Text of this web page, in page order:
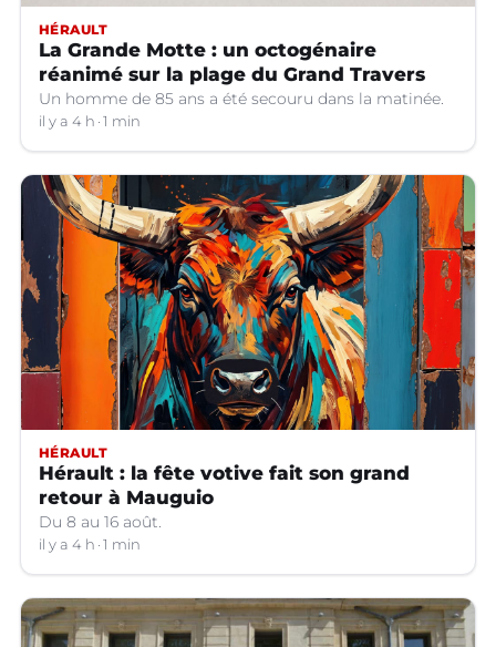
HÉRAULT
La Grande Motte : un octogénaire
réanimé sur la plage du Grand Travers
Un homme de 85 ans a été secouru dans la matinée.
il y a 4 h 1 min
HÉRAULT
Hérault : la fête votive fait son grand
retour à Mauguio
Du 8 au 16 août.
il y a 4 h 1 min